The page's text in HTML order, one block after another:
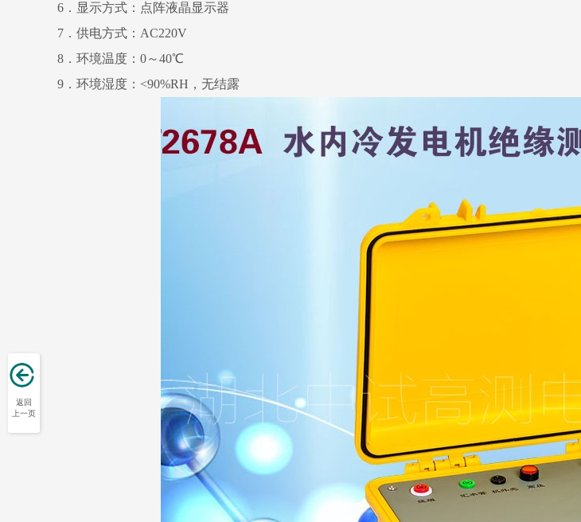
6．显示方式：点阵液晶显示器
7．供电方式：AC220V
8．环境温度：0～40℃
9．环境湿度：<90%RH，无结露
返回
上一页